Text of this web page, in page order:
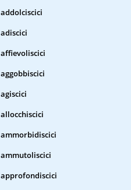
addolciscici
adiscici
affievoliscici
aggobbiscici
agiscici
allocchiscici
ammorbidiscici
ammutoliscici
approfondiscici